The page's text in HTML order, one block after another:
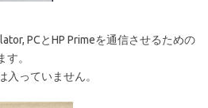
PCとHP Primeを通信させるための
。
入っていません。